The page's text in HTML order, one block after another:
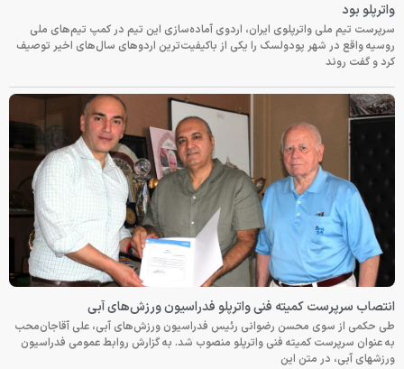
واترپلو بود
سرپرست تیم ملی واترپلوی ایران، اردوی آماده‌سازی این تیم در کمپ تیم‌های ملی
روسیه واقع در شهر پودولسک را یکی از باکیفیت‌ترین اردوهای سال‌های اخیر توصیف
کرد و گفت روند
انتصاب سرپرست کمیته فنی واترپلو فدراسیون ورزش‌های آبی
طی حکمی از سوی محسن رضوانی رئیس فدراسیون ورزش‌های آبی، علی آقاجان‌محب
به عنوان سرپرست کمیته فنی واترپلو منصوب شد. به گزارش روابط عمومی فدراسیون
ورزشهای آبی، در متن این